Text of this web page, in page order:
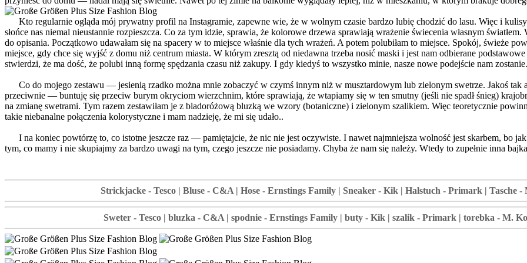
Kto regularnie ogląda mój prywatny profil na Instagramie, zapewne wie, że w wolnym czasie bardzo lubię chodzić do lasu. Więc i
słońce nas niemal nieustannie rozpieszcza. Co za tym idzie, sprawia, że kolorowe drzewa sprawiają wrażenie świecenia własnym
do opisania. Początkowo udawałam się na spacery w to miejsce właśnie dla tych wrażeń. A potem polubiłam to miejsce. Spokój, świeże
miejsce, gdy chce się wyjść z domu niż centrum miasta. W którym zresztą od niedawna trzeba nosić maski i jest nam odbierane
stwierdzi, że ma dość, że polubi inną formę spędzania czasu niż zakupy. I gdy kiedyś to wszystko minie, nasze nowe podejście nam
Co do mojego zestawu — jesienią rzadko można mnie zobaczyć w czymś innym niż w musztardowym lub zielonym swetrze. Jakoś tak
przeciwnie — buntuję się przeciw burym okryciom wierzchnim, które sprawiają, że wtapiamy się w ten smutny (jeśli nie spadł śnieg)
na zmianę swetrami. Tym razem zestawiłam je z bladoróżową bluzką we wzory (botaniczne) i zielonym szalikiem. Więc teoretycznie
takie niebanalne połączenia kolorystyczne i mam nadzieję, że mi się udało..
I na koniec powtórzę to, co istotne jeszcze raz — pamiętajcie, że nic nie jest oczywiste. I nawet najmniejsza wolność jest skarbem, bo jak
tym, co mamy i nie skupiajmy za bardzo uwagi na tym, czego jeszcze nie posiadamy. Chyba że nam się należy. Wtedy to zupełnie inna
Strickjacke - Tesco | Bluse - C&A | Hose - Ernstings Family | Sneaker - Kik | Halstuch - Primark | Tasche
Sweter - Tesco | bluzka - C&A | spodnie - Ernstings Family | buty - Kik | szalik - Primark | torebka - M.